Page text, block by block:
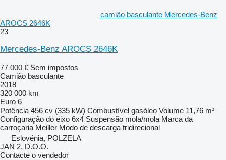
camião basculante Mercedes-Benz
AROCS 2646K
23
Mercedes-Benz AROCS 2646K
77 000 € Sem impostos
Camião basculante
2018
320 000 km
Euro 6
Potência 456 cv (335 kW) Combustível gasóleo Volume 11,76 m³
Configuração do eixo 6x4 Suspensão mola/mola Marca da
carroçaria Meiller Modo de descarga tridirecional
Eslovénia, POLZELA
JAN 2, D.O.O.
Contacte o vendedor